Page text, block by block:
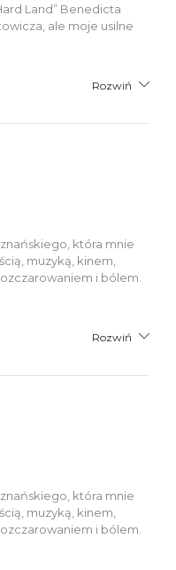
Land” Benedicta
ale moje usilne
Rozwiń
która mnie
muzyką, kinem,
i bólem.
Rozwiń
która mnie
muzyką, kinem,
i bólem.